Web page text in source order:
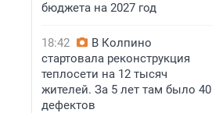
бюджета на 2027 год
18:42
В Колпино
стартовала реконструкция
теплосети на 12 тысяч
жителей. За 5 лет там было 40
дефектов